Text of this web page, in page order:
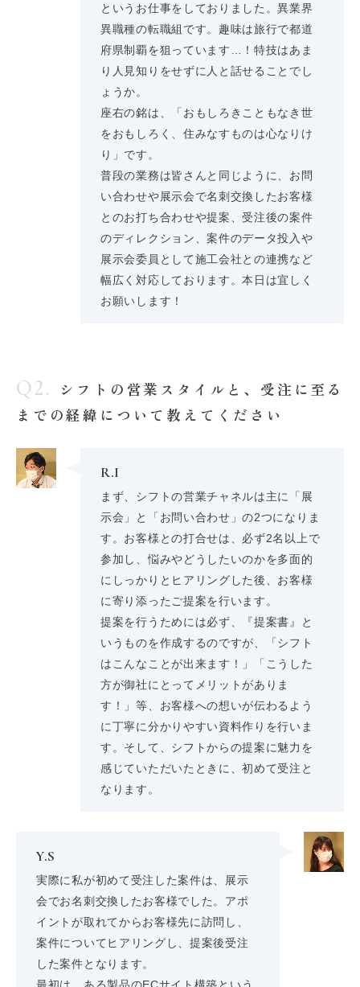
というお仕事をしておりました。異業界
異職種の転職組です。趣味は旅行で都道
府県制覇を狙っています…！特技はあま
り人見知りをせずに人と話せることでし
ょうか。
座右の銘は、「おもしろきこともなき世
をおもしろく、住みなすものは心なりけ
り」です。
普段の業務は皆さんと同じように、お問
い合わせや展示会で名刺交換したお客様
とのお打ち合わせや提案、受注後の案件
のディレクション、案件のデータ投入や
展示会委員として施工会社との連携など
幅広く対応しております。本日は宜しく
お願いします！
Q2.
シフトの営業スタイルと、受注に至る
までの経緯について教えてください
R.I
まず、シフトの営業チャネルは主に「展
示会」と「お問い合わせ」の2つになりま
す。お客様との打合せは、必ず2名以上で
参加し、悩みやどうしたいのかを多面的
にしっかりとヒアリングした後、お客様
に寄り添ったご提案を行います。
提案を行うためには必ず、『提案書』と
いうものを作成するのですが、「シフト
はこんなことが出来ます！」「こうした
方が御社にとってメリットがありま
す！」等、お客様への想いが伝わるよう
に丁寧に分かりやすい資料作りを行いま
す。そして、シフトからの提案に魅力を
感じていただいたときに、初めて受注と
なります。
Y.S
実際に私が初めて受注した案件は、展示
会でお名刺交換したお客様でした。アポ
イントが取れてからお客様先に訪問し、
案件についてヒアリングし、提案後受注
した案件となります。